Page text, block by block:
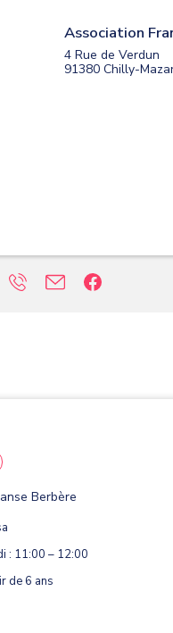
Association
4 Rue de Verdun
91380 Chilly-
Berbère
: 11:00 – 12:00
de 6 ans